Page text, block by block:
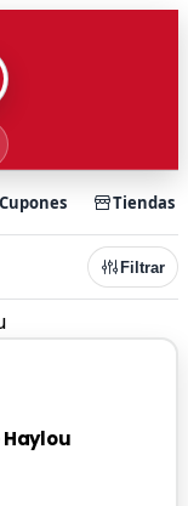
Cupones Tiendas
Filtrar